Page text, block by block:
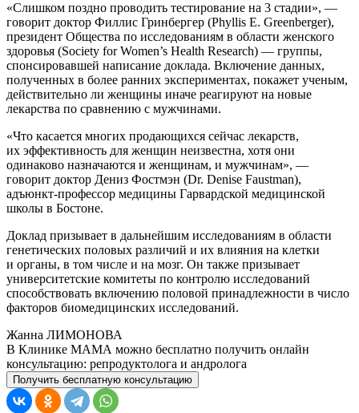
«Слишком поздно проводить тестирование на 3 стадии», —
говорит доктор Филлис Гринбергер (Phyllis E. Greenberger),
президент Общества по исследованиям в области женского
здоровья (Society for Women’s Health Research) — группы,
спонсировавшей написание доклада. Включение данных,
полученных в более ранних экспериментах, покажет ученым,
действительно ли женщины иначе реагируют на новые
лекарства по сравнению с мужчинами.
«Что касается многих продающихся сейчас лекарств,
их эффективность для женщин неизвестна, хотя они
одинаково назначаются и женщинам, и мужчинам», —
говорит доктор Дениз Фостмэн (Dr. Denise Faustman),
адъюнкт-профессор медицины Гарвардской медицинской
школы в Бостоне.
Доклад призывает в дальнейшим исследованиям в области
генетических половых различий и их влияния на клетки
и органы, в том числе и на мозг. Он также призывает
университетские комитеты по контролю исследований
способствовать включению половой принадлежности в число
факторов биомедицинских исследований.
Жанна ЛИМОНОВА
В Клинике МАМА можно бесплатно получить онлайн
консультацию: репродуктолога и андролога
Получить бесплатную консультацию